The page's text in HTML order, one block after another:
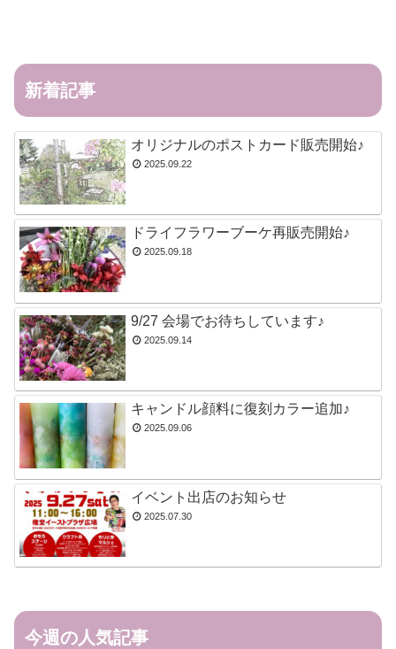
新着記事
オリジナルのポストカード販売開始♪
2025.09.22
ドライフラワーブーケ再販売開始♪
2025.09.18
9/27 会場でお待ちしています♪
2025.09.14
キャンドル顔料に復刻カラー追加♪
2025.09.06
イベント出店のお知らせ
2025.07.30
今週の人気記事